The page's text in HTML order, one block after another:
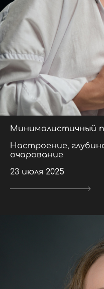
Минималистичный
Настроение,
очарование
23 июля 2025